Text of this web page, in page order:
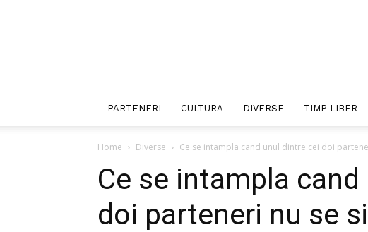
PARTENERI CULTURA DIVERSE TIMP LIBER
Home Diverse Ce se intampla cand unul dintre cei doi
Ce se intampla
doi parteneri nu se